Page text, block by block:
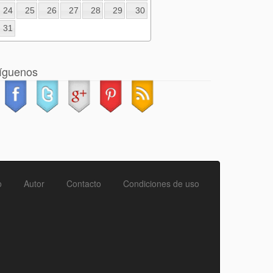
24 25 26 27 28 29
30
31
Autor Contacto Condiciones de uso